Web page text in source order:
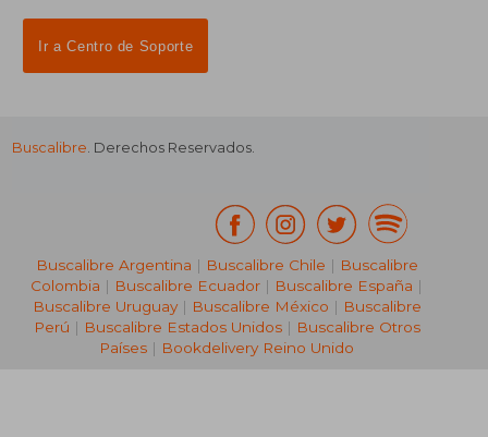
Ir a Centro de Soporte
Buscalibre. Derechos Reservados.
Buscalibre Argentina | Buscalibre Chile | Buscalibre
Colombia | Buscalibre Ecuador | Buscalibre España |
Buscalibre Uruguay| Buscalibre México | Buscalibre
Perú | Buscalibre Estados Unidos| Buscalibre Otros
Países | Bookdelivery Reino Unido